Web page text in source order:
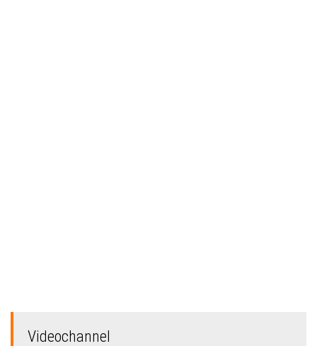
Videochannel